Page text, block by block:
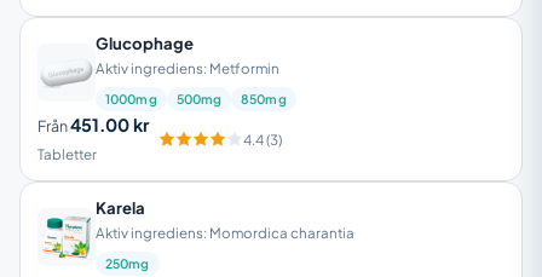
Glucophage
Aktiv ingrediens: Metformin
1000mg 500mg 850mg
Från451.00 kr
Tabletter
4.4 (3)
Karela
Aktiv ingrediens: Momordica charantia
250mg